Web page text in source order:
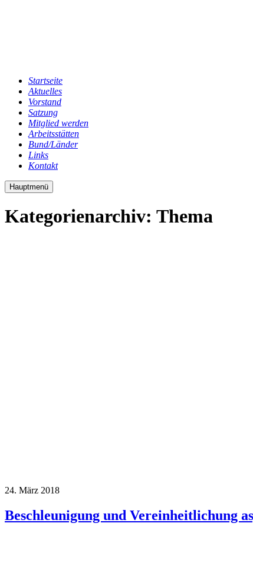
Startseite
Aktuelles
Vorstand
Satzung
Mitglied werden
Arbeitsstätten
Bund/Länder
Links
Kontakt
Hauptmenü
Kategorienarchiv: Thema
24. März 2018
Beschleunigung und Vereinheitlichung